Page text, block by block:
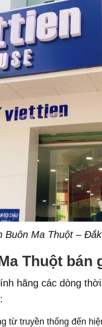
Buôn Ma Thuột –
Thuột bán
hãng các dòng
từ truyền thống đến